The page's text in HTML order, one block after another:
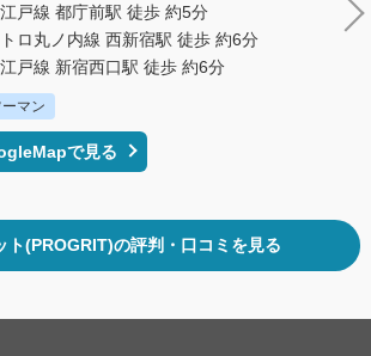
戸線 都庁前駅 徒歩 約5分
ロ丸ノ内線 西新宿駅 徒歩 約6分
戸線 新宿西口駅 徒歩 約6分
マン
で見る
ト(PROGRIT)の評判・口コミを見る